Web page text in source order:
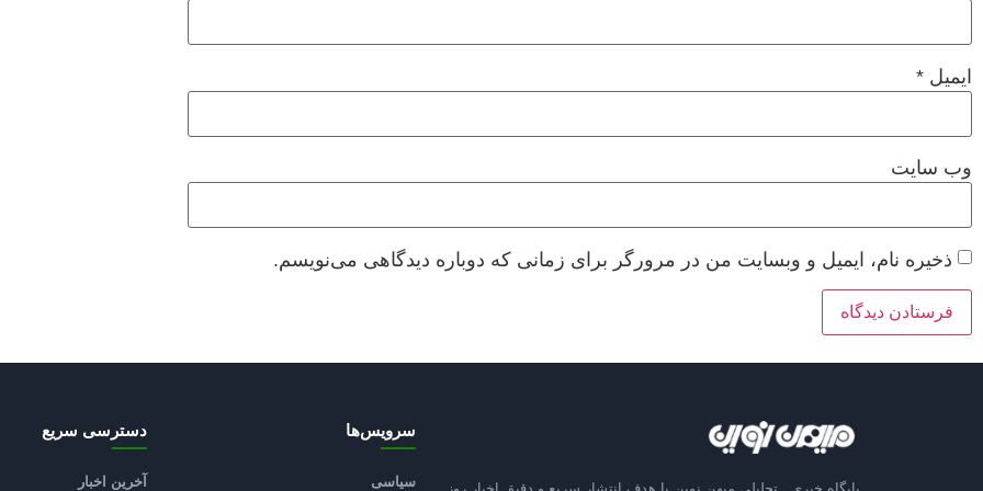
ایمیل *
وب‌ سایت
ذخیره نام، ایمیل و وبسایت من در مرورگر برای زمانی که دوباره دیدگاهی می‌نویسم.
سرویس‌ها
سیاسی
دسترسی سریع
آخرین اخبار